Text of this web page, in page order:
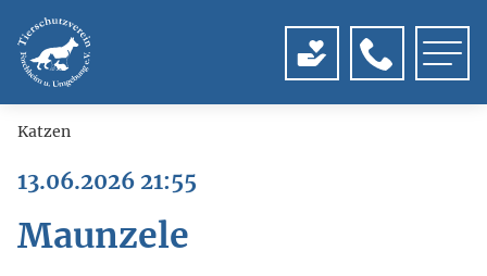
Menu
Katzen
13.06.2026 21:55
Maunzele